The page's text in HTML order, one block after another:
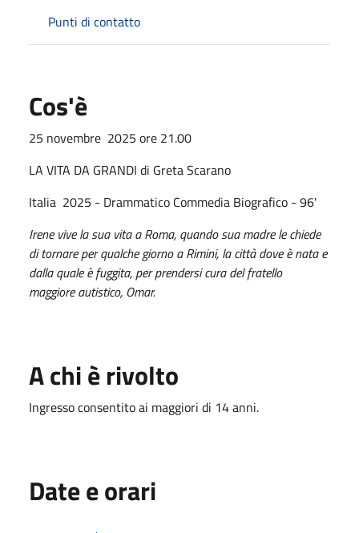
Punti di contatto
Cos'è
25 novembre 2025 ore 21.00
LA VITA DA GRANDI di Greta Scarano
Italia 2025 - Drammatico Commedia Biografico - 96'
Irene vive la sua vita a Roma, quando sua madre le chiede
di tornare per qualche giorno a Rimini, la città dove è nata e
dalla quale è fuggita, per prendersi cura del fratello
maggiore autistico, Omar.
A chi è rivolto
Ingresso consentito ai maggiori di 14 anni.
Date e orari